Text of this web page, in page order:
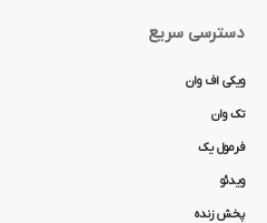
دسترسی سریع
ویکی اف وان
تک وان
فرمول یک
ویدئو
پخش زنده